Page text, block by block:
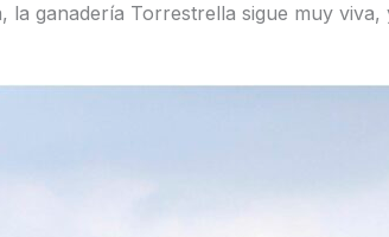
ganadería Torrestrella sigue muy viva,